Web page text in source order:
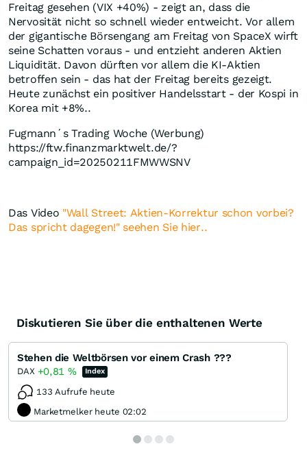
Freitag gesehen (VIX +40%) - zeigt an, dass die
Nervosität nicht so schnell wieder entweicht. Vor allem
der gigantische Börsengang am Freitag von SpaceX wirft
seine Schatten voraus - und entzieht anderen Aktien
Liquidität. Davon dürften vor allem die KI-Aktien
betroffen sein - das hat der Freitag bereits gezeigt.
Heute zunächst ein positiver Handelsstart - der Kospi in
Korea mit +8%..
Fugmann´s Trading Woche (Werbung)
https://ftw.finanzmarktwelt.de/?
campaign_id=20250211FMWWSNV
Das Video "Wall Street: Aktien-Korrektur schon vorbei?
Das spricht dagegen!" seehen Sie hier..
Diskutieren Sie über die enthaltenen Werte
Stehen die Weltbörsen vor einem Crash ???
DAX +0,81 % Index
133 Aufrufe heute
Marketmelker heute 02:02